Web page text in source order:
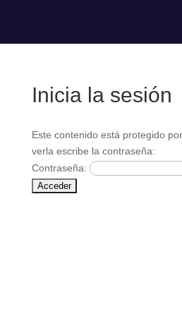
Inicia la sesión
Este contenido está protegido
verla escribe la contraseña:
Contraseña: